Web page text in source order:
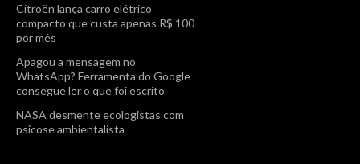
Citroën lança carro elétrico
compacto que custa apenas R$ 100
por mês
Apagou a mensagem no
WhatsApp? Ferramenta do Google
consegue ler o que foi escrito
NASA desmente ecologistas com
psicose ambientalista